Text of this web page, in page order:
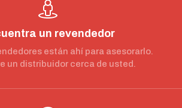
un revendedor
están ahí para asesorarlo.
un distribuidor cerca de usted.